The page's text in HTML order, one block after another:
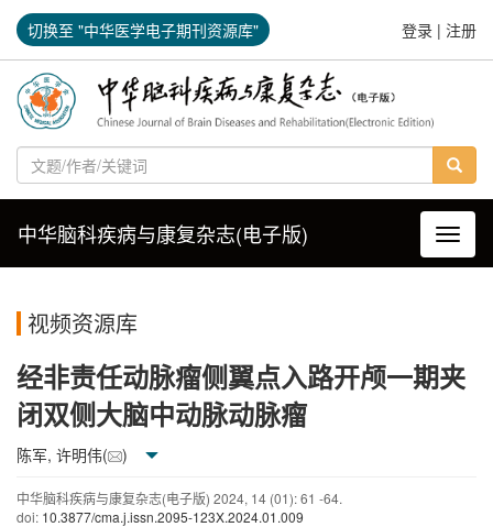
切换至 "中华医学电子期刊资源库" 登录 | 注册
导航
中华脑科疾病与康复杂志(电子版)
视频资源库
经非责任动脉瘤侧翼点入路开颅一期夹
闭双侧大脑中动脉动脉瘤
陈军, 许明伟( )
中华脑科疾病与康复杂志(电子版) 2024, 14 (01): 61 -64.
doi: 10.3877/cma.j.issn.2095-123X.2024.01.009